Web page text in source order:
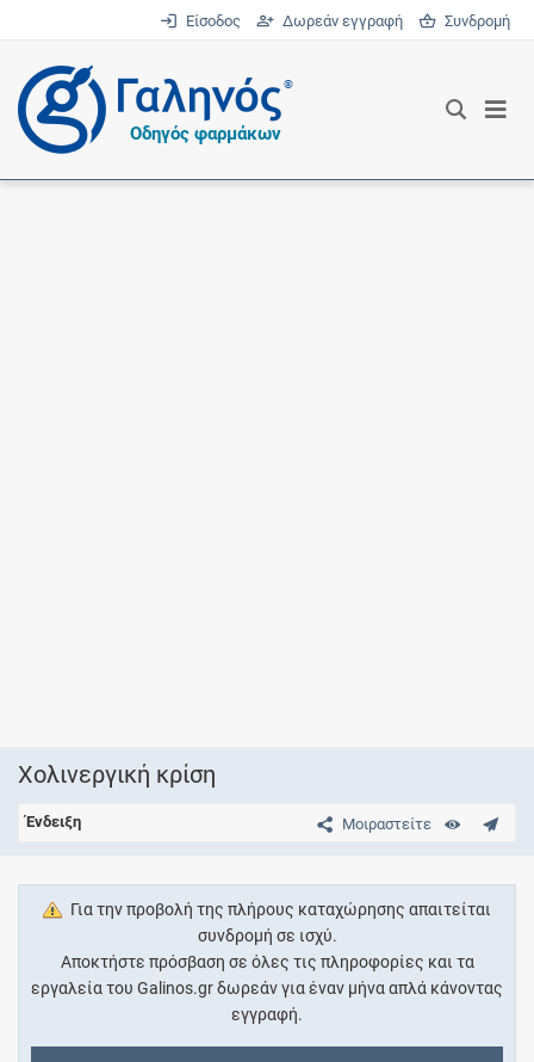
Είσοδος Δωρεάν εγγραφή Συνδρομή
®
Οδηγός φαρμάκων
Χολινεργική κρίση
Μοιραστείτε
Ένδειξη
Για την προβολή της πλήρους καταχώρησης απαιτείται
συνδρομή σε ισχύ.
Αποκτήστε πρόσβαση σε όλες τις πληροφορίες και τα
εργαλεία του Galinos.gr δωρεάν για έναν μήνα απλά κάνοντας
εγγραφή.